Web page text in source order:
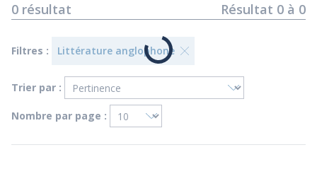
0 résultat Résultat 0 à 0
Filtres : Littérature anglophone
Trier par :
Nombre par page :